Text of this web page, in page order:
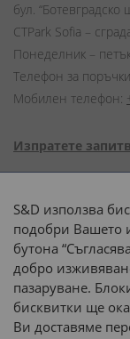
бул. “Ботевградско
CTPark Sofia –
Понеделник –
Телефон за
Мобилен телефон:
Изпратете
S&D използва
подобри Вашето
бутона
добро
пазаруване.
бисквитки ще
Ви доставяме